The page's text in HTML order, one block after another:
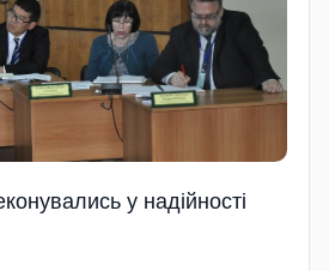
у надійності